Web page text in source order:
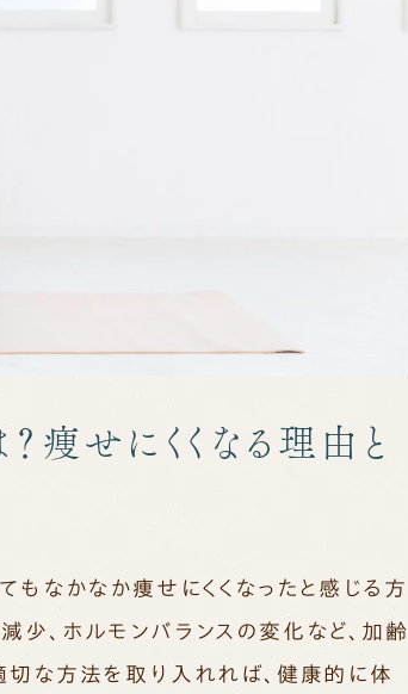
痩せにくくなる理由と
もなかなか痩せにくくなったと感じる方
少、ホルモンバランスの変化など、加齢
切な方法を取り入れれば、健康的に体